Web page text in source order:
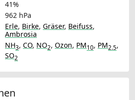
41%
962 hPa
Erle, Birke, Gräser, Beifuss,
Ambrosia
NH3, CO, NO2, Ozon, PM10, PM2.5,
SO2